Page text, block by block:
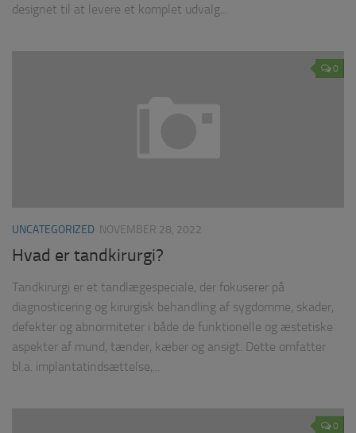
designet til at levere et komplet udvalg...
0
UNCATEGORIZED NOVEMBER 28, 2022
Hvad er tandkirurgi?
Tandkirurgi er et tandlægespeciale, der fokuserer på
diagnosticering og kirurgisk behandling af sygdomme, skader,
defekter og abnormiteter i både de funktionelle og æstetiske
aspekter af mund, tænder, kæber og ansigt. Dette omfatter
bl.a. implantatindsættelse,...
0